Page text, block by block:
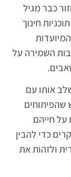
כבר מגיל
חינוך
השמירה על
אותו עם
שהפיתוחים
חייהם
כדי להבין
ולזהות את